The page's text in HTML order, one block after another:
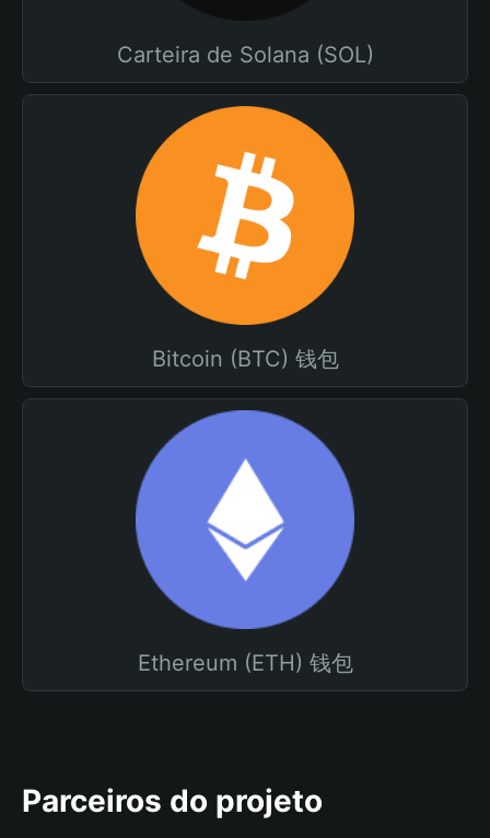
Carteira de Solana (SOL)
Bitcoin (BTC) 钱包
Ethereum (ETH) 钱包
Parceiros do projeto